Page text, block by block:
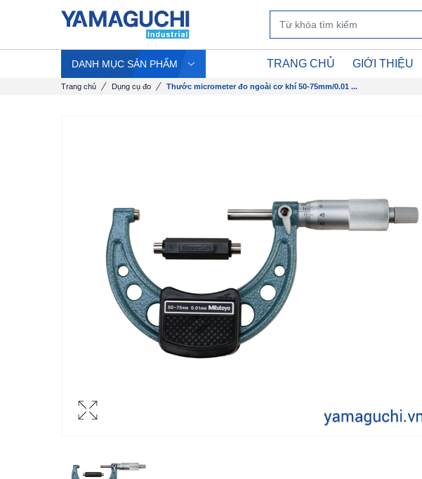
DANH MỤC SẢN PHẨM TRANG CHỦ GIỚI THIỆU
Trang chủ Dụng cụ đo Thước micrometer đo ngoài cơ khí 50-75mm/0.01 ...